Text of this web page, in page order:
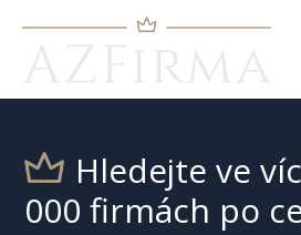
Hledejte ve
000 firmách po